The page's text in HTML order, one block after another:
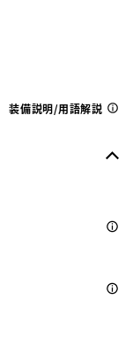
装備説明/用語解説